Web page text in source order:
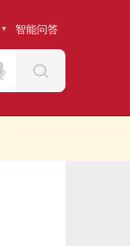
智能问答